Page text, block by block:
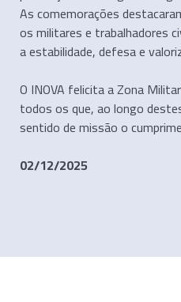
As comemorações
os militares e trabalhadores
a estabilidade, defesa e
O INOVA felicita a Zona
todos os que, ao longo
sentido de missão o
02/12/2025